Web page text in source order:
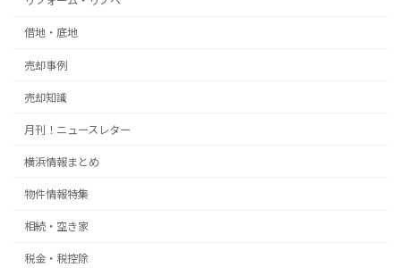
借地・底地
売却事例
売却知識
月刊！ニュースレター
横浜情報まとめ
物件情報特集
相続・空き家
税金・税控除